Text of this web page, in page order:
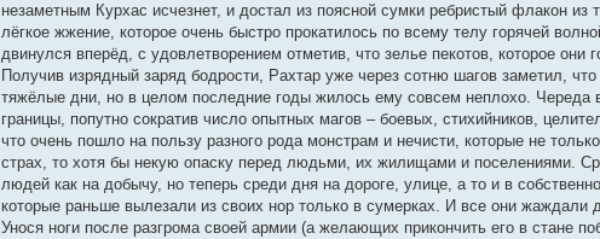
незаметным Курхас исчезнет, и достал из поясной сумки ребристый флакон
лёгкое жжение, которое очень быстро прокатилось по всему телу горячей
двинулся вперёд, с удовлетворением отметив, что зелье пекотов, которое
Получив изрядный заряд бодрости, Рахтар уже через сотню шагов заметил,
тяжёлые дни, но в целом последние годы жилось ему совсем неплохо. Череда
границы, попутно сократив число опытных магов – боевых, стихийников,
что очень пошло на пользу разного рода монстрам и нечисти, которые не
страх, то хотя бы некую опаску перед людьми, их жилищами и поселениями.
людей как на добычу, но теперь среди дня на дороге, улице, а то и в
которые раньше вылезали из своих нор только в сумерках. И все они жаждали
Унося ноги после разгрома своей армии (а желающих прикончить его в стане